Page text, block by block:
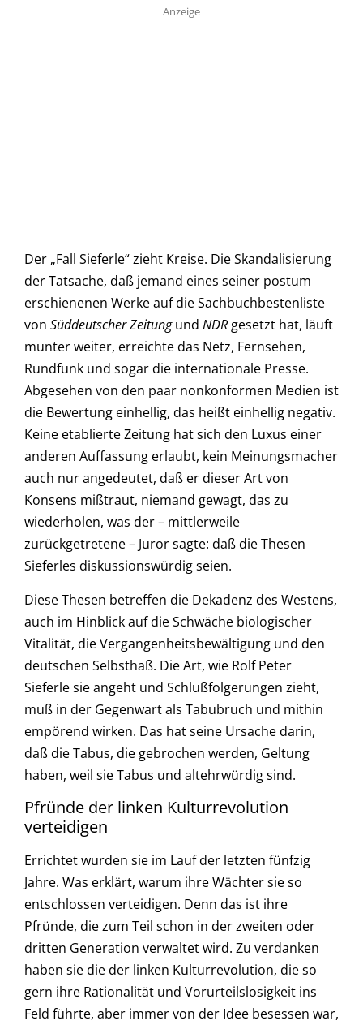
Anzeige
Der „Fall Sieferle“ zieht Kreise. Die Skandalisierung
der Tatsache, daß jemand eines seiner postum
erschienenen Werke auf die Sachbuchbestenliste
von Süddeutscher Zeitungund NDR gesetzt hat, läuft
munter weiter, erreichte das Netz, Fernsehen,
Rundfunk und sogar die internationale Presse.
Abgesehen von den paar nonkonformen Medien ist
die Bewertung einhellig, das heißt einhellig negativ.
Keine etablierte Zeitung hat sich den Luxus einer
anderen Auffassung erlaubt, kein Meinungsmacher
auch nur angedeutet, daß er dieser Art von
Konsens mißtraut, niemand gewagt, das zu
wiederholen, was der – mittlerweile
zurückgetretene – Juror sagte: daß die Thesen
Sieferles diskussionswürdig seien.
Diese Thesen betreffen die Dekadenz des Westens,
auch im Hinblick auf die Schwäche biologischer
Vitalität, die Vergangenheitsbewältigung und den
deutschen Selbsthaß. Die Art, wie Rolf Peter
Sieferle sie angeht und Schlußfolgerungen zieht,
muß in der Gegenwart als Tabubruch und mithin
empörend wirken. Das hat seine Ursache darin,
daß die Tabus, die gebrochen werden, Geltung
haben, weil sie Tabus und altehrwürdig sind.
Pfründe der linken Kulturrevolution
verteidigen
Errichtet wurden sie im Lauf der letzten fünfzig
Jahre. Was erklärt, warum ihre Wächter sie so
entschlossen verteidigen. Denn das ist ihre
Pfründe, die zum Teil schon in der zweiten oder
dritten Generation verwaltet wird. Zu verdanken
haben sie die der linken Kulturrevolution, die so
gern ihre Rationalität und Vorurteilslosigkeit ins
Feld führte, aber immer von der Idee besessen war,